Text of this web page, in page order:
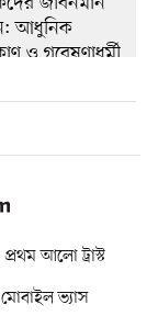
প্রথম আলো ট্রাস্ট
মোবাইল ভ্যাস